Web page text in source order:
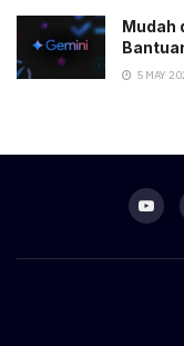
Mudah
5 MAY